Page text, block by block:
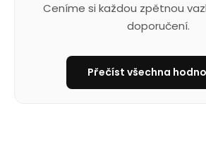
Ceníme si každou zpětnou
doporučení.
Přečíst všechna